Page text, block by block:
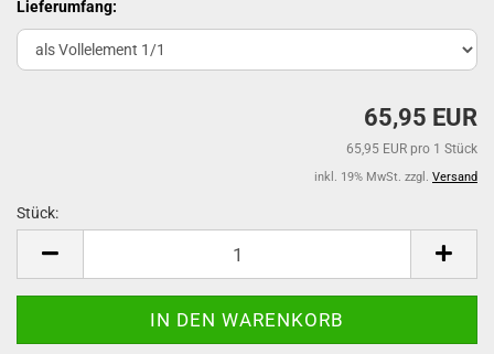
Lieferumfang:
65,95 EUR
65,95 EUR pro 1 Stück
inkl. 19% MwSt. zzgl. Versand
Stück: